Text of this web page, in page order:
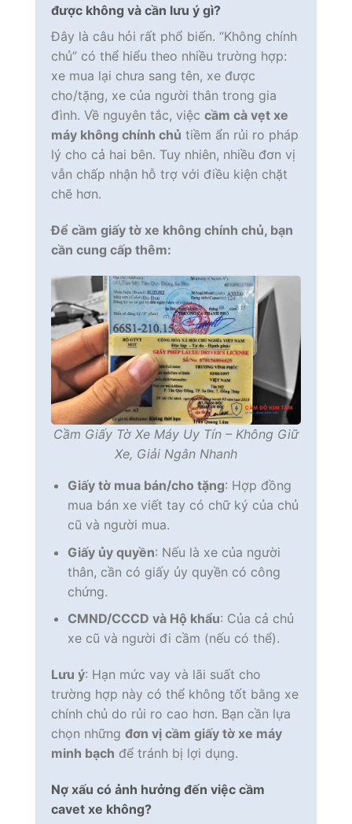
được không và cần lưu ý gì?
Đây là câu hỏi rất phổ biến. “Không chính
chủ” có thể hiểu theo nhiều trường hợp:
xe mua lại chưa sang tên, xe được
cho/tặng, xe của người thân trong gia
đình. Về nguyên tắc, việc cầm cà vẹt xe
máy không chính chủ tiềm ẩn rủi ro pháp
lý cho cả hai bên. Tuy nhiên, nhiều đơn vị
vẫn chấp nhận hỗ trợ với điều kiện chặt
chẽ hơn.
Để cầm giấy tờ xe không chính chủ, bạn
cần cung cấp thêm:
Cầm Giấy Tờ Xe Máy Uy Tín – Không Giữ
Xe, Giải Ngân Nhanh
Giấy tờ mua bán/cho tặng: Hợp đồng
mua bán xe viết tay có chữ ký của chủ
cũ và người mua.
Giấy ủy quyền: Nếu là xe của người
thân, cần có giấy ủy quyền có công
chứng.
CMND/CCCD và Hộ khẩu: Của cả chủ
xe cũ và người đi cầm (nếu có thể).
Lưu ý: Hạn mức vay và lãi suất cho
trường hợp này có thể không tốt bằng xe
chính chủ do rủi ro cao hơn. Bạn cần lựa
chọn những đơn vị cầm giấy tờ xe máy
minh bạch để tránh bị lợi dụng.
Nợ xấu có ảnh hưởng đến việc cầm
cavet xe không?